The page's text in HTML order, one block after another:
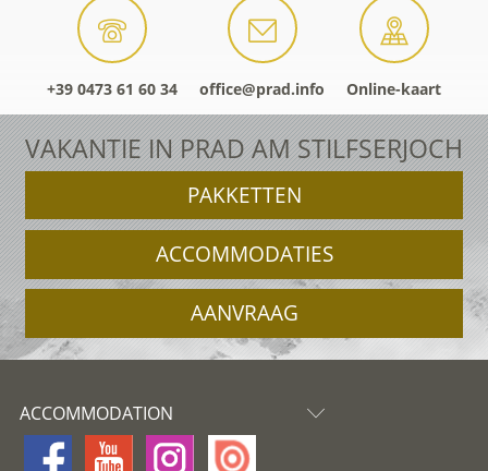
+39 0473 61 60 34 office@prad.info Online-kaart
VAKANTIE IN PRAD AM STILFSERJOCH
PAKKETTEN
ACCOMMODATIES
AANVRAAG
ACCOMMODATION